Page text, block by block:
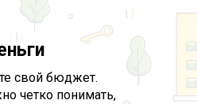
свой бюджет.
четко понимать,